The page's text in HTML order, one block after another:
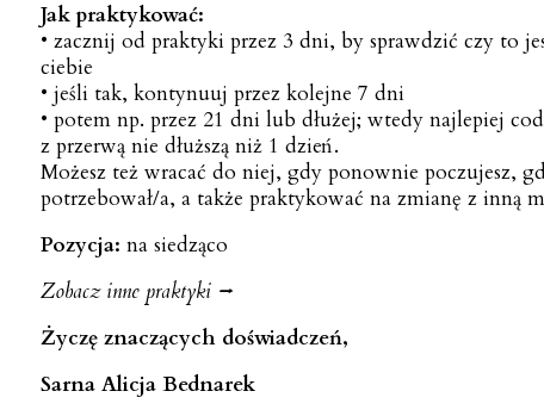
Jak praktykować:
• zacznij od praktyki przez 3 dni, by sprawdzić czy to
ciebie
• jeśli tak, kontynuuj przez kolejne 7 dni
• potem np. przez 21 dni lub dłużej; wtedy najlepiej
z przerwą nie dłuższą niż 1 dzień.
Możesz też wracać do niej, gdy ponownie poczujesz,
potrzebował/a, a także praktykować na zmianę z inną
Pozycja: na siedząco
Zobacz inne praktyki ⭢
Życzę znaczących doświadczeń,
Sarna Alicja Bednarek